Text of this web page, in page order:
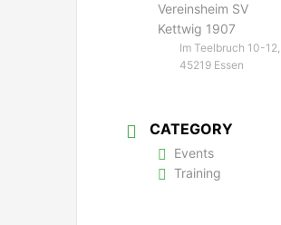
Vereinsheim SV
Kettwig 1907
Im Teelbruch 10-12,
45219 Essen
CATEGORY
Events
Training